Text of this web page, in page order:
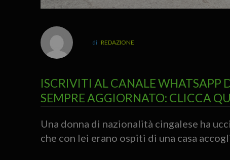
REDAZIONE
ISCRIVITI AL CANALE WHATSAPP
SEMPRE AGGIORNATO: CLICCA
Una donna di nazionalità cingalese ha
che con lei erano ospiti di una casa